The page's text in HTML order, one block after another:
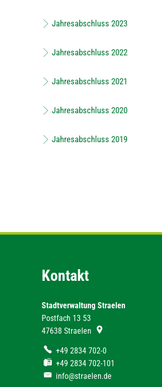
Jahresabschluss 2023
Jahresabschluss 2022
Jahresabschluss 2021
Jahresabschluss 2020
Jahresabschluss 2019
Kontakt
Stadtverwaltung Straelen
Postfach 13 53
47638 Straelen
+49 2834 702-0
+49 2834 702-101
info@straelen.de